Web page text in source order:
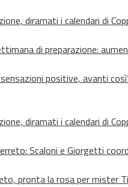
diramati i calendari di
di preparazione:
positive, avanti
diramati i calendari di
Scaloni e Giorgetti
pronta la rosa per mister